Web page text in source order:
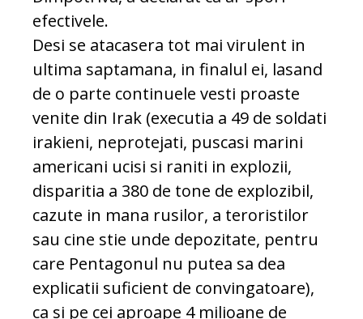
efectivele.
Desi se atacasera tot mai virulent in
ultima saptamana, in finalul ei, lasand
de o parte continuele vesti proaste
venite din Irak (executia a 49 de soldati
irakieni, neprotejati, puscasi marini
americani ucisi si raniti in explozii,
disparitia a 380 de tone de explozibil,
cazute in mana rusilor, a teroristilor
sau cine stie unde depozitate, pentru
care Pentagonul nu putea sa dea
explicatii suficient de convingatoare),
ca si pe cei aproape 4 milioane de